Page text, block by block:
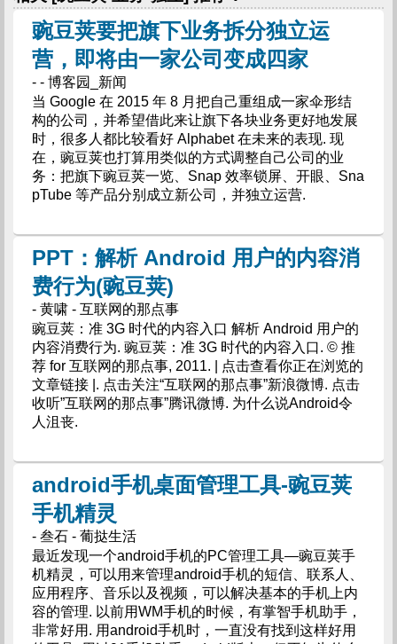
豌豆荚要把旗下业务拆分独立运
营，即将由一家公司变成四家
- - 博客园_新闻
当 Google 在 2015 年 8 月把自己重组成一家伞形结
构的公司，并希望借此来让旗下各块业务更好地发展
时，很多人都比较看好 Alphabet 在未来的表现. 现
在，豌豆荚也打算用类似的方式调整自己公司的业
务：把旗下豌豆荚一览、Snap 效率锁屏、开眼、Sna
pTube 等产品分别成立新公司，并独立运营.
PPT：解析 Android 用户的内容消
费行为(豌豆荚)
- 黄啸 - 互联网的那点事
豌豆荚：准 3G 时代的内容入口 解析 Android 用户的
内容消费行为. 豌豆荚：准 3G 时代的内容入口. © 推
荐 for 互联网的那点事, 2011. | 点击查看你正在浏览的
文章链接 |. 点击关注“互联网的那点事”新浪微博. 点击
收听”互联网的那点事”腾讯微博. 为什么说Android令
人沮丧.
android手机桌面管理工具-豌豆荚
手机精灵
- 叁石 - 葡挞生活
最近发现一个android手机的PC管理工具—豌豆荚手
机精灵，可以用来管理android手机的短信、联系人、
应用程序、音乐以及视频，可以解决基本的手机上内
容的管理. 以前用WM手机的时候，有掌智手机助手，
非常好用. 用android手机时，一直没有找到这样好用